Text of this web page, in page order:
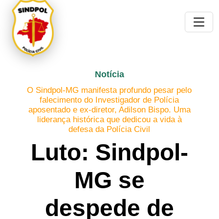
Notícia
O Sindpol-MG manifesta profundo pesar pelo
falecimento do Investigador de Polícia
aposentado e ex-diretor, Adilson Bispo. Uma
liderança histórica que dedicou a vida à
defesa da Polícia Civil
Luto: Sindpol-
MG se
despede de